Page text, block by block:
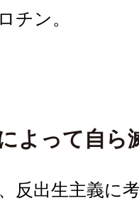
チン。
よって自ら
反出生主義に